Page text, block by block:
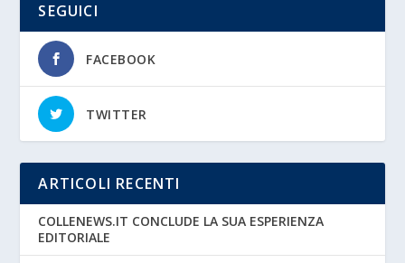
SEGUICI
FACEBOOK
TWITTER
ARTICOLI RECENTI
COLLENEWS.IT CONCLUDE LA SUA ESPERIENZA
EDITORIALE